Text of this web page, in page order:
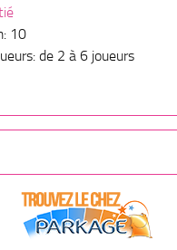
10
de 2 à 6 joueurs